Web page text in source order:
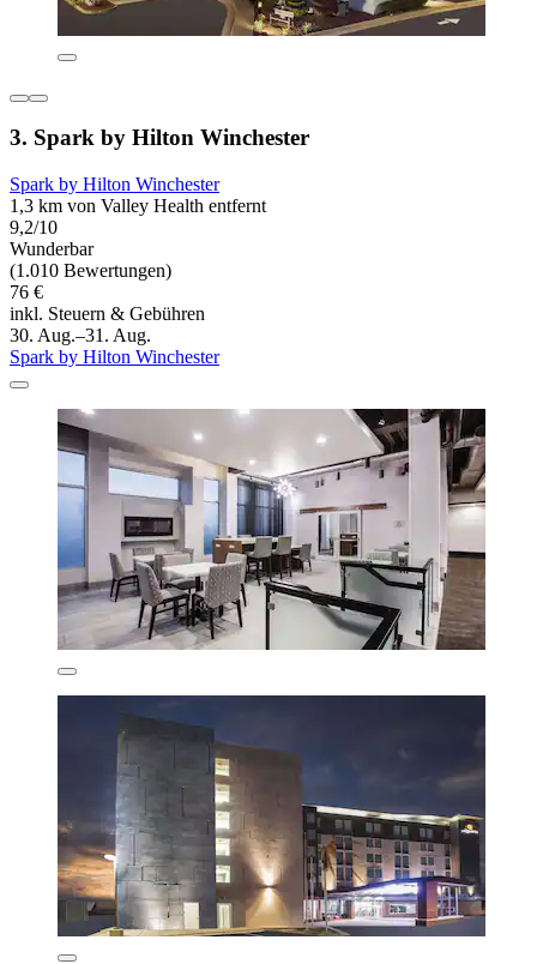
3. Spark by Hilton Winchester
Spark by Hilton Winchester
1,3 km von Valley Health entfernt
9,2/10
Wunderbar
(1.010 Bewertungen)
76 €
inkl. Steuern & Gebühren
30. Aug.–31. Aug.
Spark by Hilton Winchester